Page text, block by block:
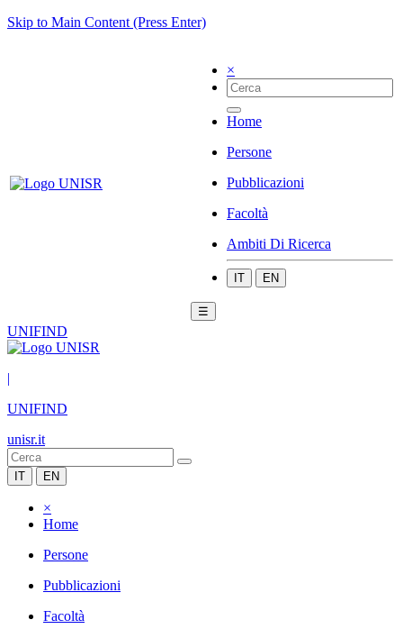
Skip to Main Content (Press Enter)
×
Home
Persone
Pubblicazioni
Facoltà
Ambiti Di Ricerca
IT EN
☰
UNIFIND
|
UNIFIND
unisr.it
IT EN
×
Home
Persone
Pubblicazioni
Facoltà